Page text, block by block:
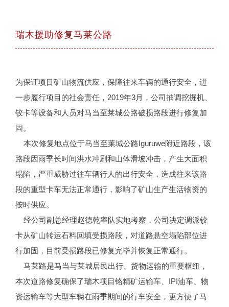
瑞木援助修复马莱公路
为保证项目矿山物流供应，保障往来车辆的通行安全，进
一步履行项目的社会责任，2019年3月，公司抽调挖掘机、
铰卡等设备和人员对马当至莱城公路破损路段进行修复加
固。
本次修复地点位于马当至莱城公路Iguruwe附近路段，该
路段因雨季长时间洪水冲刷和山体滑坡冲击，产生大面积
塌陷，严重威胁过往车辆行人的出行安全，造成往来该路
段的重型卡车无法正常通行，影响了矿山生产生活物资的
按时供应。
经公司副总经理赵德乾率队实地考察，公司决定调派铰
卡从矿山转运石料回填受损路段，对道路悬空塌陷部位进
行加固，目前受损路段已修复完毕并恢复正常通行。
马莱路是马当与莱城居民出行、货物运输的重要枢纽，
本次道路修复确保了瑞木项目铬精矿运输车、IPI油车、物
资运输车等大型车辆在雨季期间的行车安全，更方便了马